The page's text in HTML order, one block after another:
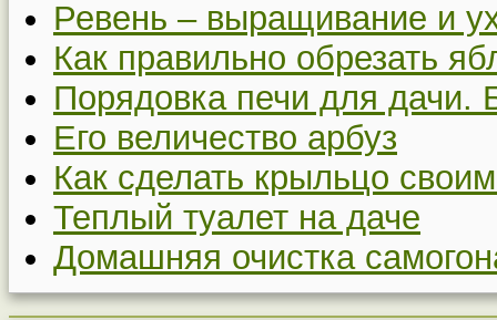
Ревень – выращивание и
Как правильно обрезать
Порядовка печи для дачи.
Его величество арбуз
Как сделать крыльцо
Теплый туалет на даче
Домашняя очистка